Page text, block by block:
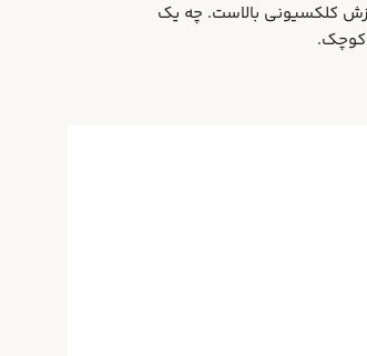
کلکسیونی بالاست. چه یک
کوچک.